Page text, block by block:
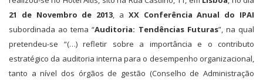
21 de Novembro de 2013, a XX Conferência Anual do IPAI
subordinada ao tema “Auditoria: Tendências Futuras”, na qual
pretendeu-se “(…) refletir sobre a importância e o contributo
estratégico da auditoria interna para o desempenho organizacional,
tanto a nível dos órgãos de gestão (Conselho de Administração